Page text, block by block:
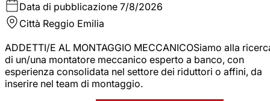
Data di pubblicazione 7/8/2026
Città Reggio Emilia
ADDETTI/E AL MONTAGGIO MECCANICOSiamo alla
di un/una montatore meccanico esperto a banco, con
esperienza consolidata nel settore dei riduttori o affini, da
inserire nel team di montaggio.